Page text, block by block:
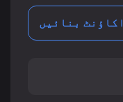
اکاؤنٹ بنائیں